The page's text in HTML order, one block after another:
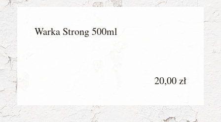
Warka Strong 500ml
20,00 zł